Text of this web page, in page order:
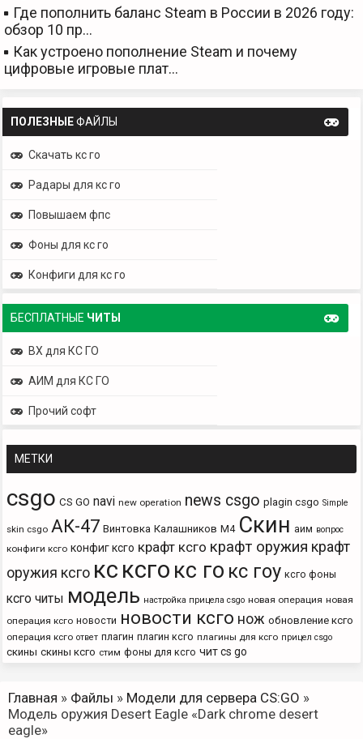
Где пополнить баланс Steam в России в 2026 году:
обзор 10 пр…
Как устроено пополнение Steam и почему
цифровые игровые плат…
ПОЛЕЗНЫЕФАЙЛЫ
Скачать кс го
Радары для кс го
Повышаем фпс
Фоны для кс го
Конфиги для кс го
БЕСПЛАТНЫЕ ЧИТЫ
ВХ для КС ГО
АИМ для КС ГО
Прочий софт
МЕТКИ
csgo CS GO navi new operation news csgo plagin csgo Simple
skin csgo АК-47 Винтовка Калашников М4 Скин аим вопрос
конфиги ксго конфиг ксго крафт ксго крафт оружия крафт
оружия ксго кс ксго кс го кс гоу ксго фоны
ксго читы модель настройка прицела csgo новая операция новая
операция ксго новости новости ксго нож обновление ксго
операция ксго ответ плагин плагин ксго плагины для ксго прицел csgo
скины скины ксго стим фоны для ксго чит cs go
Главная » Файлы » Модели для сервера CS:GO »
Модель оружия Desert Eagle «Dark chrome desert
eagle»